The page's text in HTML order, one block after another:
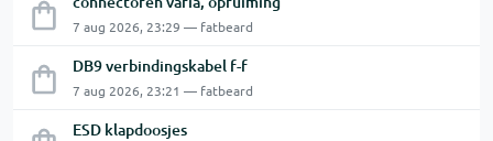
7 aug 2026, 23:29 — fatbeard
DB9 verbindingskabel f-f
7 aug 2026, 23:21 — fatbeard
ESD klapdoosjes